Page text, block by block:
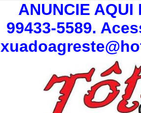
ANUNCIE AQUI
99433-5589.